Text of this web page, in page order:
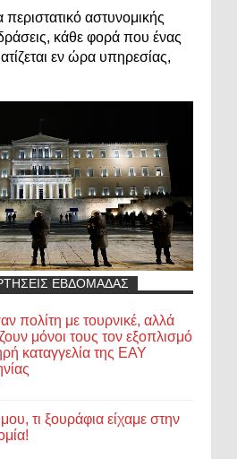
αστυνομικής
κάθε φορά που ένας
εν ώρα υπηρεσίας,
ΕΒΔΟΜΑΔΑΣ
πολίτη με τουρνικέ, αλλά
μόνοι τους τον εξοπλισμό
καταγγελία της ΕΑΥ
τι ξουράφια είχαμε στην